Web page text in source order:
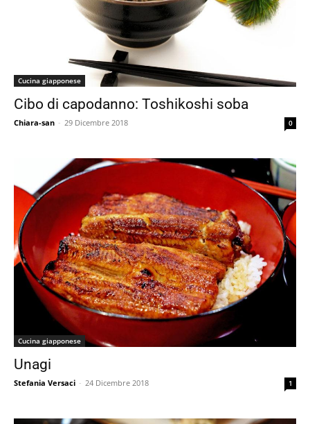
Cucina giapponese
Cibo di capodanno: Toshikoshi soba
Chiara-san - 29 Dicembre 2018 0
Cucina giapponese
Unagi
Stefania Versaci - 24 Dicembre 2018 1